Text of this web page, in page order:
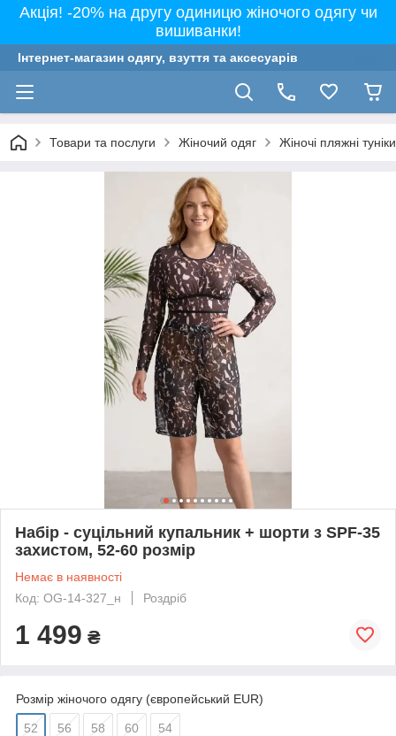
Акція! -20% на другу одиницю жіночого одягу чи
вишиванки!
Інтернет-магазин одягу, взуття та аксесуарів
Товари та послуги Жіночий одяг Жіночі пляжні
Набір - суцільний купальник + шорти з SPF-35
захистом, 52-60 розмір
Немає в наявності
Код: OG-14-327_н
Роздріб
1 499 ₴
Розмір жіночого одягу (європейський EUR)
52 56 58 60 54